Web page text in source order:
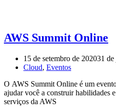
AWS Summit Online
15 de setembro de 202031 de
Cloud, Eventos
O AWS Summit Online é um
ajudar você a construir habilidades
serviços da AWS